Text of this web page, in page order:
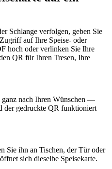
Schlange verfolgen, geben Sie
auf Ihre Speise- oder
hoch oder verlinken Sie Ihre
QR für Ihren Tresen, Ihre
ganz nach Ihren Wünschen —
der gedruckte QR funktioniert
Sie ihn an Tischen, der Tür oder
sich dieselbe Speisekarte.